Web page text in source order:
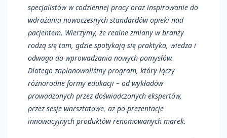
specjalistów w codziennej pracy oraz inspirowanie do
wdrażania nowoczesnych standardów opieki nad
pacjentem. Wierzymy, że realne zmiany w branży
rodzą się tam, gdzie spotykają się praktyka, wiedza i
odwaga do wprowadzania nowych pomysłów.
Dlatego zaplanowaliśmy program, który łączy
różnorodne formy edukacji – od wykładów
prowadzonych przez doświadczonych ekspertów,
przez sesje warsztatowe, aż po prezentacje
innowacyjnych produktów renomowanych marek.